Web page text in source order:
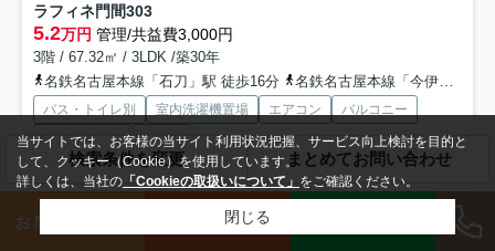
ラフィネ門間303
5.2万円 管理/共益費3,000円
3階 / 67.32㎡ / 3LDK /築30年
名鉄名古屋本線「石刀」駅 徒歩16分
名鉄名古屋本線「今伊勢」駅 徒歩24分
バス・トイレ別 室内洗濯機置場 エアコン
バルコニー
フローリング
電気有
礼0
即入居可
一宮市エリアでの住まいなら、住み心地も快適な「ラフィネ門間」はい
かがでしょうか。二人で入居して光熱費も生活費も抑えられる...もっと
検索条件を変更 まとめてお問い合わせ
お問い合わせ 来店予約
当サイトでは、お客様の当サイト利用状況把握、サービス向上検討を目的と
して、クッキー（Cookie）を使用しています。
詳しくは、当社の 「Cookieの取扱いについて」 をご確認ください。
閉じる